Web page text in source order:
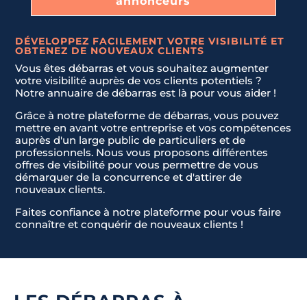
DÉVELOPPEZ FACILEMENT VOTRE VISIBILITÉ ET
OBTENEZ DE NOUVEAUX CLIENTS
Vous êtes débarras et vous souhaitez augmenter
votre visibilité auprès de vos clients potentiels ?
Notre annuaire de débarras est là pour vous aider !
Grâce à notre plateforme de débarras, vous pouvez
mettre en avant votre entreprise et vos compétences
auprès d'un large public de particuliers et de
professionnels. Nous vous proposons différentes
offres de visibilité pour vous permettre de vous
démarquer de la concurrence et d'attirer de
nouveaux clients.
Faites confiance à notre plateforme pour vous faire
connaître et conquérir de nouveaux clients !